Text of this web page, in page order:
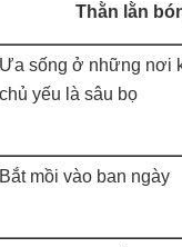
Thằn lằn
Ưa sống ở những nơi
chủ yếu là sâu bọ
Bắt mồi vào ban ngày